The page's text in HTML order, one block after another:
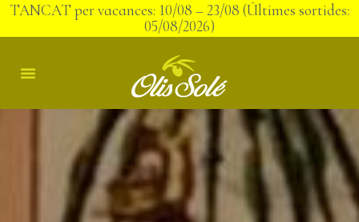
TANCAT per vacances: 10/08 – 23/08 (Últimes sortides:
05/08/2026)